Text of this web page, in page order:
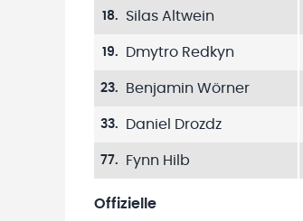
18. Silas Altwein
19. Dmytro Redkyn
23. Benjamin Wörner
33. Daniel Drozdz
77. Fynn Hilb
Offizielle